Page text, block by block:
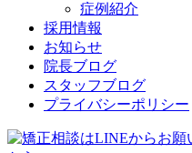
症例紹介
採用情報
お知らせ
院長ブログ
スタッフブログ
プライバシーポリシー